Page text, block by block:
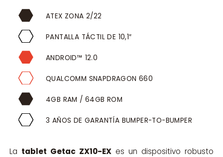
ATEX ZONA 2/22
PANTALLA TÁCTIL DE 10,1″
ANDROID™ 12.0
QUALCOMM SNAPDRAGON 660
4GB RAM / 64GB ROM
3 AÑOS DE GARANTÍA BUMPER-TO-BUMPER
La tablet Getac ZX10-EXes un dispositivo robusto